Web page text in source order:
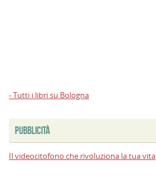
- Tutti i libri su Bologna
PUBBLICITÀ
Il videocitofono che rivoluziona la tua vita